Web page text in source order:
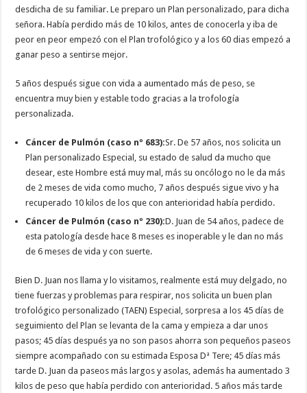
desdicha de su familiar. Le preparo un Plan personalizado, para dicha
señora. Había perdido más de 10 kilos, antes de conocerla y iba de
peor en peor empezó con el Plan trofológico y a los 60 dias empezó a
ganar peso a sentirse mejor.
5 años después sigue con vida a aumentado más de peso, se
encuentra muy bien y estable todo gracias a la trofología
personalizada.
Cáncer de Pulmón (caso nº 683):Sr. De 57 años, nos solicita un
Plan personalizado Especial, su estado de salud da mucho que
desear, este Hombre está muy mal, más su oncólogo no le da más
de 2 meses de vida como mucho, 7 años después sigue vivo y ha
recuperado 10 kilos de los que con anterioridad había perdido.
Cáncer de Pulmón (caso nº 230):D. Juan de 54 años, padece de
esta patología desde hace 8 meses es inoperable y le dan no más
de 6 meses de vida y con suerte.
Bien D. Juan nos llama y lo visitamos, realmente está muy delgado, no
tiene fuerzas y problemas para respirar, nos solicita un buen plan
trofológico personalizado (TAEN) Especial, sorpresa a los 45 días de
seguimiento del Plan se levanta de la cama y empieza a dar unos
pasos; 45 días después ya no son pasos ahorra son pequeños paseos
siempre acompañado con su estimada Esposa Dª Tere; 45 días más
tarde D. Juan da paseos más largos y asolas, además ha aumentado 3
kilos de peso que había perdido con anterioridad. 5 años más tarde